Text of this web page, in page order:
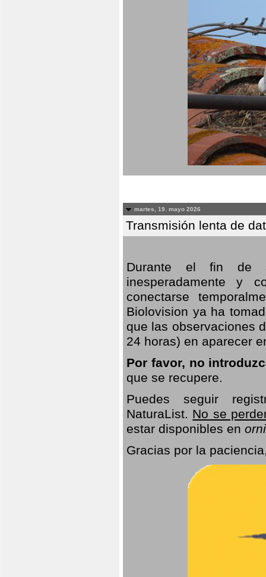
martes, 19. mayo 2026
Transmisión lenta de
Durante el fin de
inesperadamente y
conectarse
Biolovision ya ha
que las observaciones
24 horas) en aparecer
Por favor, no
que se recupere.
Puedes seguir
NaturaList. No se
estar disponibles en
Gracias por la